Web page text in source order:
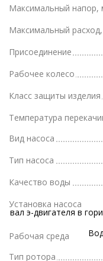
Максимальный напор,
Максимальный
Присоединение
Рабочее колесо
Класс защиты изделия
Температура
Вид насоса
Тип насоса
Качество воды
Установка насоса
вал э-двигателя в
Рабочая среда
Тип ротора